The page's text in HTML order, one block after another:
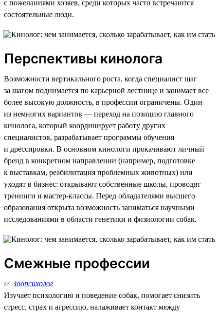
с пожеланиями хозяев, среди которых часто встречаются
состоятельные люди.
Перспективы кинолога
Возможности вертикального роста, когда специалист шаг
за шагом поднимается по карьерной лестнице и занимает все
более высокую должность, в профессии ограничены. Один
из немногих вариантов — переход на позицию главного
кинолога, который координирует работу других
специалистов, разрабатывает программы обучения
и дрессировки. В основном кинологи прокачивают личный
бренд в конкретном направлении (например, подготовке
к выставкам, реабилитация проблемных животных) или
уходят в бизнес: открывают собственные школы, проводят
тренинги и мастер-классы. Перед обладателями высшего
образования открыта возможность заниматься научными
исследованиями в области генетики и физиологии собак.
Смежные профессии
✅ Зоопсихолог
Изучает психологию и поведение собак, помогает снизить
стресс, страх и агрессию, налаживает контакт между